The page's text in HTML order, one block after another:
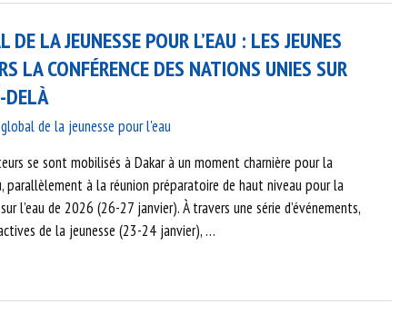
LA JEUNESSE POUR L’EAU : LES JEUNES
LA CONFÉRENCE DES NATIONS UNIES SUR
DELÀ
de la jeunesse pour l'eau
se sont mobilisés à Dakar à un moment charnière pour la
parallèlement à la réunion préparatoire de haut niveau pour la
l’eau de 2026 (26-27 janvier). À travers une série d’événements,
de la jeunesse (23-24 janvier), …